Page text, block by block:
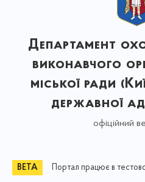
Департамент
виконавчого
міської ради
державної
офіційний
Портал працює в